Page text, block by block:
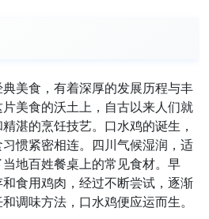
美食，有着深厚的发展历程与丰
美食的沃土上，自古以来人们就
湛的烹饪技艺。口水鸡的诞生，
惯紧密相连。四川气候湿润，适
地百姓餐桌上的常见食材。早
食用鸡肉，经过不断尝试，逐渐
调味方法，口水鸡便应运而生。